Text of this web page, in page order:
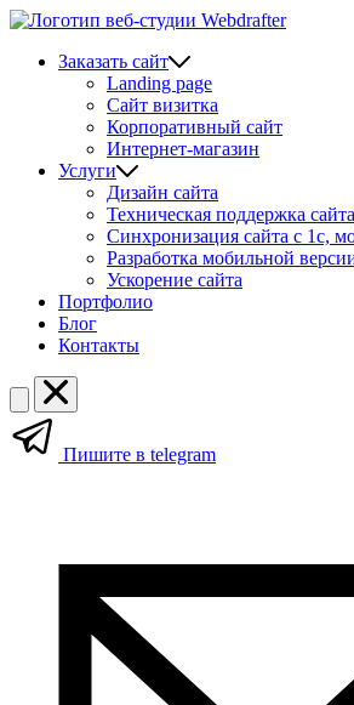
Заказать сайт
Landing page
Сайт визитка
Корпоративный сайт
Интернет-магазин
Услуги
Дизайн сайта
Техническая поддержка сайта
Синхронизация сайта c 1с,
Разработка мобильной
Ускорение сайта
Портфолио
Блог
Контакты
Пишите в telegram